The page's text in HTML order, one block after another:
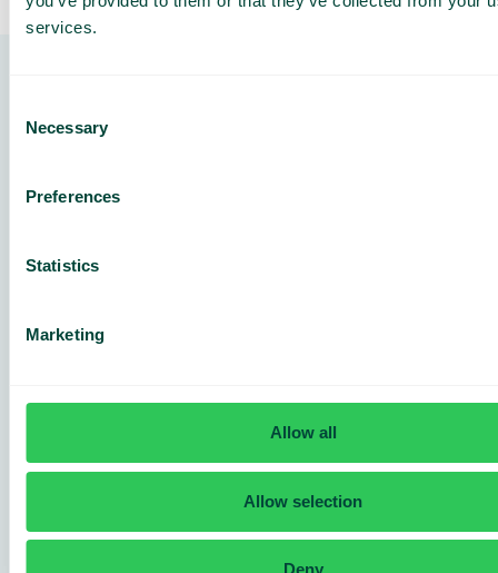
services.
Selection
Necessary
Preferences
Statistics
Marketing
Allow all
Allow selection
Deny
minimidebitering
wholesale
tillgång till vår
produkt med
kunder det
senaste inom
dess
vilket kortar
betalning.